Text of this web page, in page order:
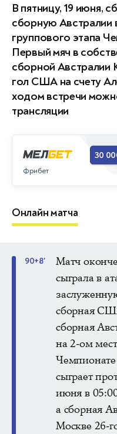
В пятницу, 19 июня,
сборную Австралии
группового этапа
Первый мяч в
сборной Австралии
гол США на счету
ходом встречи
трансляции
Фрибет
30
Онлайн матча
90+8'
Матч
сыграла в
сборная
сборная
на 2-ом
сыграет
июня в
а сборная
Москве 26-